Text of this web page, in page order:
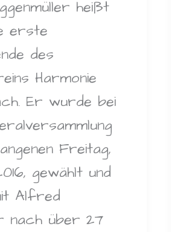
heißt
erste
des
Harmonie
Er wurde bei
Freitag,
gewählt und
Alfred
nach über 27